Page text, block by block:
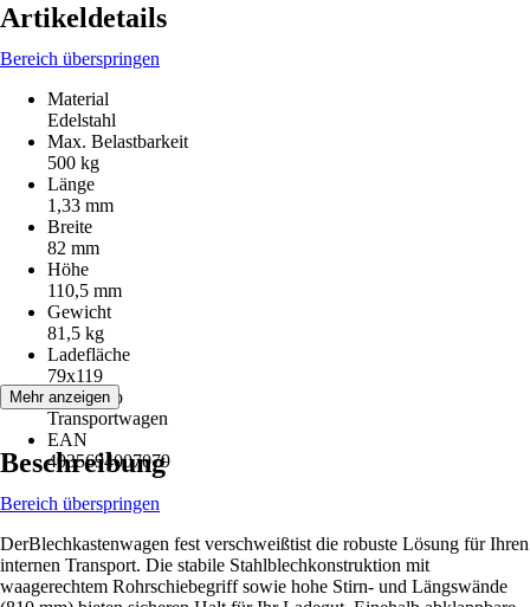
Artikeldetails
Bereich überspringen
Material
Edelstahl
Max. Belastbarkeit
500 kg
Länge
1,33 mm
Breite
82 mm
Höhe
110,5 mm
Gewicht
81,5 kg
Ladefläche
79x119
Artikeltyp
Transportwagen
EAN
4035694007079
Mehr anzeigen
Beschreibung
Bereich überspringen
DerBlechkastenwagen fest verschweißtist die robuste Lösung für Ihren
internen Transport. Die stabile Stahlblechkonstruktion mit
waagerechtem Rohrschiebegriff sowie hohe Stirn- und Längswände